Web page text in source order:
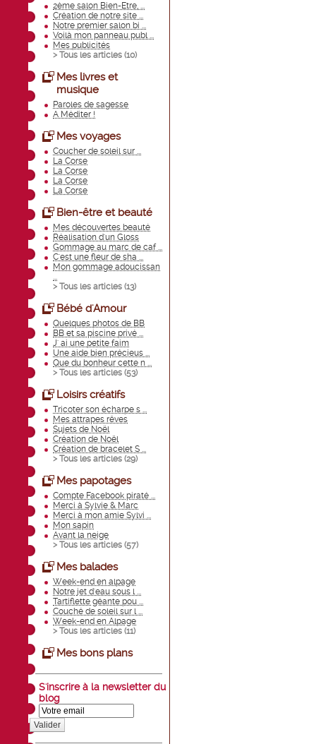
2ème salon Bien-Etre, ...
Création de notre site ...
Notre premier salon bi ...
Voilà mon panneau publ ...
Mes publicités
> Tous les articles (10)
Mes livres et
musique
Paroles de sagesse
A Méditer !
Mes voyages
Coucher de soleil sur ...
La Corse
La Corse
La Corse
La Corse
Bien-être et beauté
Mes découvertes beauté
Réalisation d'un Gloss
Gommage au marc de caf ...
C'est une fleur de sha ...
Mon gommage adoucissan
...
> Tous les articles (13)
Bébé d'Amour
Quelques photos de BB
BB et sa piscine privé ...
J' ai une petite faim
Une aide bien précieus ...
Que du bonheur cette n ...
> Tous les articles (53)
Loisirs créatifs
Tricoter son écharpe s ...
Mes attrapes rêves
Sujets de Noël
Création de Noël
Création de bracelet S ...
> Tous les articles (29)
Mes papotages
Compte Facebook piraté ...
Merci à Sylvie & Marc
Merci à mon amie Sylvi ...
Mon sapin
Avant la neige
> Tous les articles (57)
Mes balades
Week-end en alpage
Notre jet d'eau sous l ...
Tartiflette géante pou ...
Couché de soleil sur l ...
Week-end en Alpage
> Tous les articles (11)
Mes bons plans
S'inscrire à la newsletter du
blog
Valider